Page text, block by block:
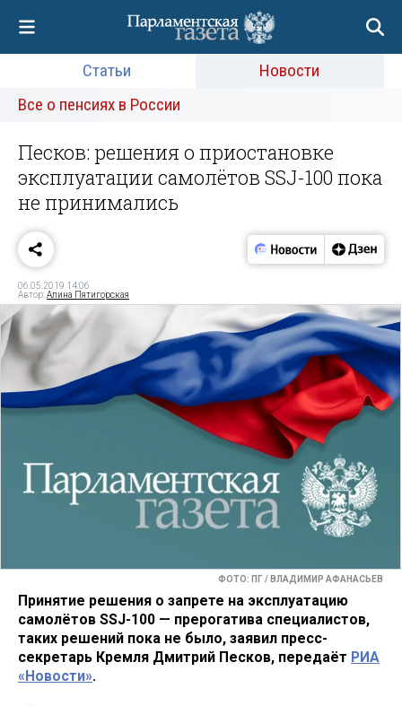
Статьи
Новости
Все о пенсиях в России
Песков: решения о приостановке
эксплуатации самолётов SSJ-100 пока
не принимались
06.05.2019 14:06
Автор:Алина Пятигорская
ФОТО: ПГ / ВЛАДИМИР АФАНАСЬЕВ
Принятие решения о запрете на эксплуатацию
самолётов SSJ-100 — прерогатива специалистов,
таких решений пока не было, заявил пресс-
секретарь Кремля Дмитрий Песков, передаёт РИА
«Новости».